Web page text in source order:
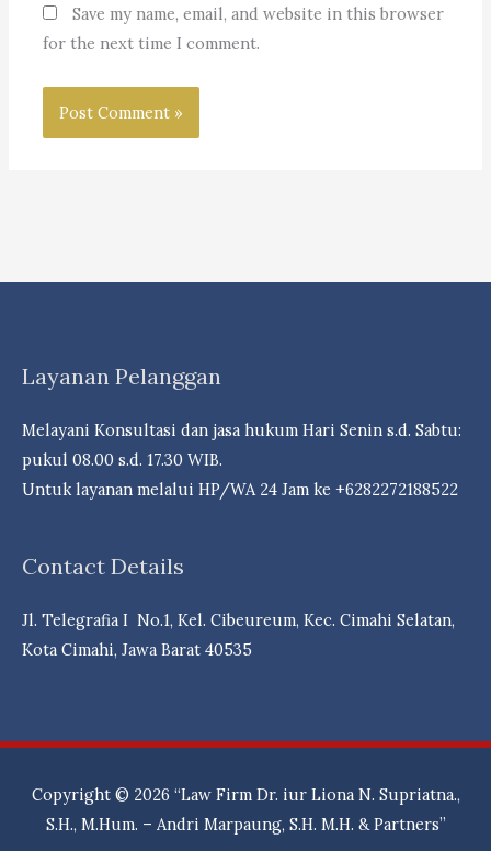
Save my name, email, and website in this browser
for the next time I comment.
Layanan Pelanggan
Melayani Konsultasi dan jasa hukum Hari Senin s.d. Sabtu:
pukul 08.00 s.d. 17.30 WIB.
Untuk layanan melalui HP/WA 24 Jam ke +6282272188522
Contact Details
Jl. Telegrafia I No.1, Kel. Cibeureum, Kec. Cimahi Selatan,
Kota Cimahi, Jawa Barat 40535
Copyright © 2026 “Law Firm Dr. iur Liona N. Supriatna.,
S.H., M.Hum. – Andri Marpaung, S.H. M.H. & Partners”